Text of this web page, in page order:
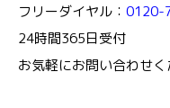
フリーダイヤル： 0120-
24時間365日受付
お気軽にお問い合わせく